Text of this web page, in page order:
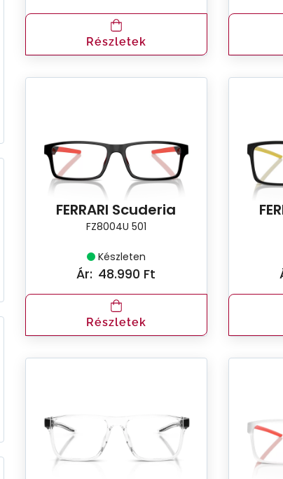
Részletek
FERRARI Scuderia
FZ8004U 501
Készleten
Ár: 48.990 Ft
Részletek